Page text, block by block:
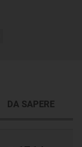
DA SAPERE